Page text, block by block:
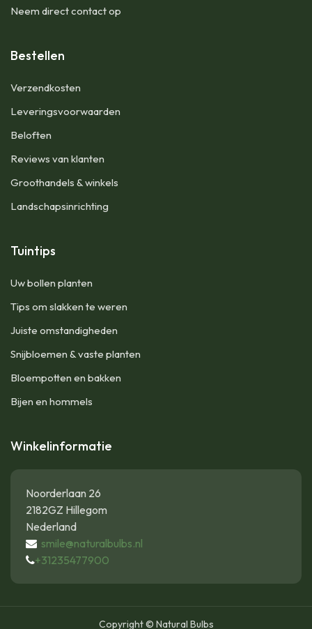
Neem direct contact op
Bestellen
Verzendkosten
Leveringsvoorwaarden
Beloften
Reviews van klanten
Groothandels & winkels
Landschapsinrichting
Tuintips
Uw bollen planten
Tips om slakken te weren
Juiste omstandigheden
Snijbloemen & vaste planten
Bloempotten en bakken
Bijen en hommels
Winkelinformatie
Noorderlaan 26
2182GZ Hillegom
Nederland
smile@naturalbulbs.nl
+31235477900
Copyright © Natural Bulbs